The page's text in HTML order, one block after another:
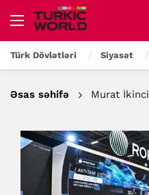
Türk Dövlətləri Siyasət
Əsas səhifə Murat İkinci